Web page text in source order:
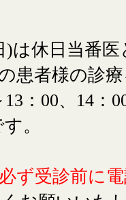
は休日当番
患者様の診
：00、14：
。
必ず受診前に